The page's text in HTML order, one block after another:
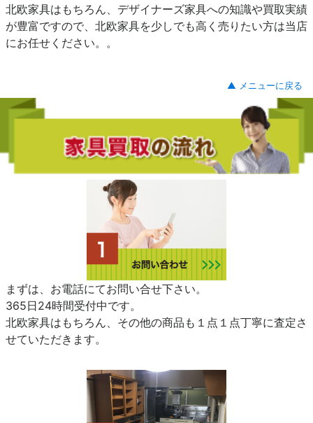
北欧家具はもちろん、デザイナーズ家具への知識や買取実績
が豊富ですので、北欧家具を少しでも高く売りたい方は当店
にお任せください。。
▲ メニューに戻る
まずは、お電話にてお問い合せ下さい。
365日24時間受付中です。
北欧家具はもちろん、その他の商品も１点１点丁寧に査定さ
せていただきます。